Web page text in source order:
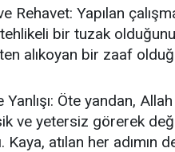
Rehavet: Yapılan
tehlikeli bir tuzak
alıkoyan bir zaaf
Öte yandan,
ve yetersiz görerek
Kaya, atılan her adımın